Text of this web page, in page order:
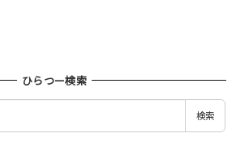
ひらつー検索
検索